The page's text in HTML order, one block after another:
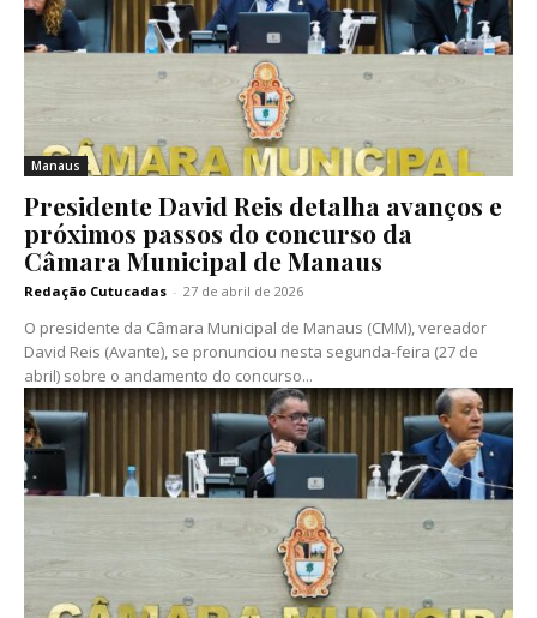
Manaus
Presidente David Reis detalha avanços e
próximos passos do concurso da
Câmara Municipal de Manaus
Redação Cutucadas - 27 de abril de 2026
O presidente da Câmara Municipal de Manaus (CMM), vereador
David Reis (Avante), se pronunciou nesta segunda-feira (27 de
abril) sobre o andamento do concurso...